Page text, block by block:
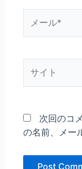
ー
*
次回のコ
の名前、メー